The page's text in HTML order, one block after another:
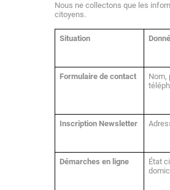
Nous ne collectons que les
citoyens.
Situation
Formulaire de contact
Nom,
Inscription Newsletter
Démarches en ligne
État